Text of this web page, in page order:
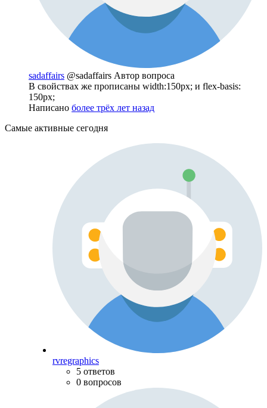
sadaffairs @sadaffairs Автор вопроса
В свойствах же прописаны width:150px; и flex-basis:
150px;
Написано более трёх лет назад
Самые активные сегодня
rvregraphics
5 ответов
0 вопросов